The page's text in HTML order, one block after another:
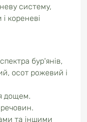
систему,
кореневі
бур'янів,
осот рожевий і
дощем.
та іншими